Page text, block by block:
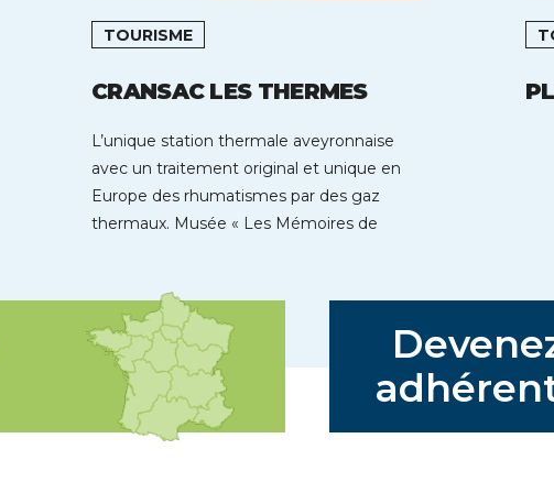
TOURISME
CRANSAC LES THERMES
L’unique station thermale aveyronnaise
avec un traitement original et unique en
Europe des rhumatismes par des gaz
thermaux. Musée « Les Mémoires de